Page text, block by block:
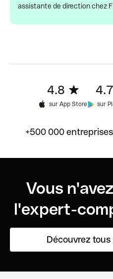
assistante de direction chez
4.8
sur App Store
4.7
sur
+500 000
Vous
l'expert-
Découvrez